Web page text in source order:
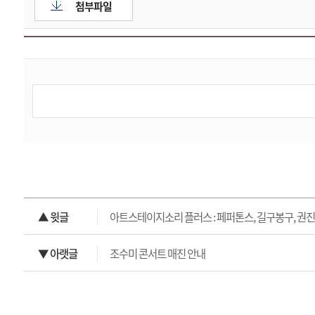
첨부파일
▲ 윗글 아트스테이지소리 플러스 : 페퍼톤스, 길구봉구, 권
▼ 아랫글 조수미 콘서트 매진 안내